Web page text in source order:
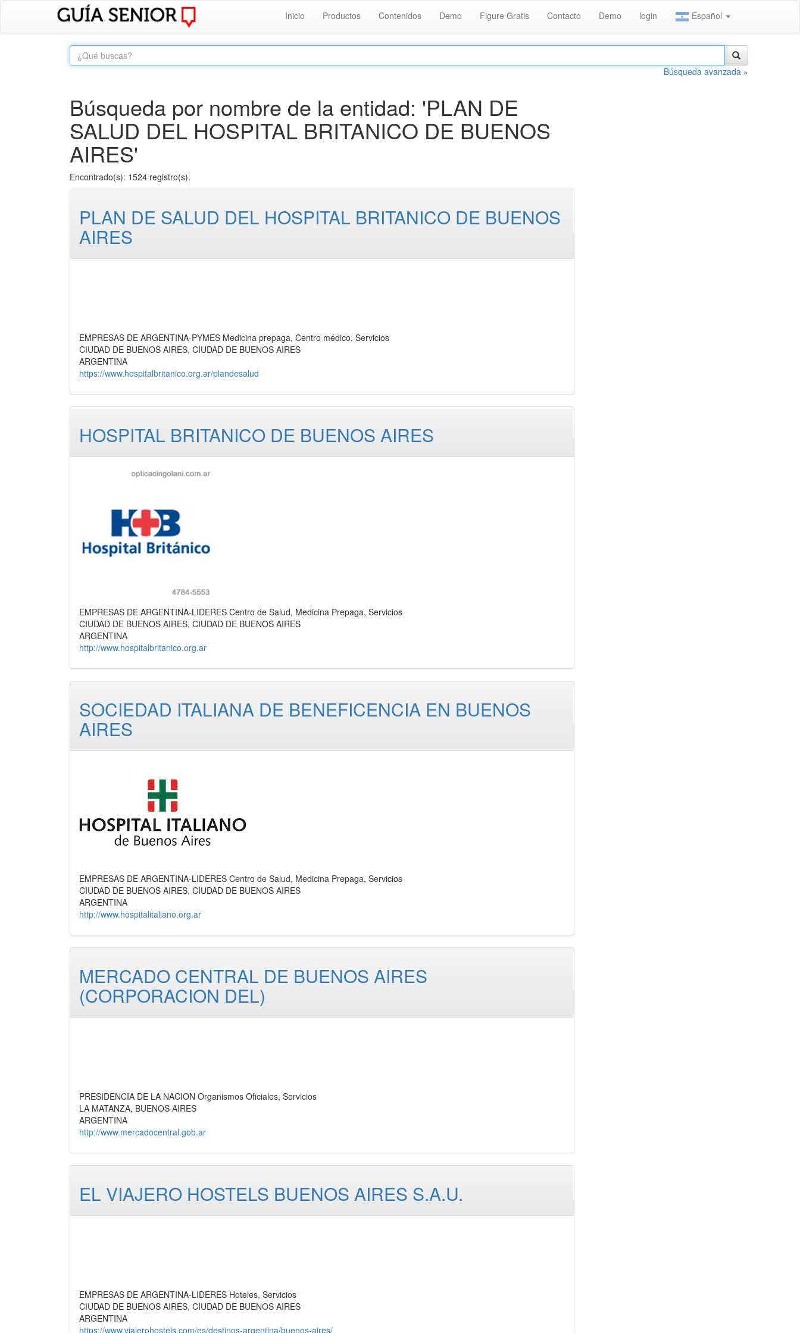
Inicio Productos Contenidos Demo Figure Gratis Contacto Demo login Español
Búsqueda avanzada »
Búsqueda por nombre de la entidad: 'PLAN DE
SALUD DEL HOSPITAL BRITANICO DE BUENOS
AIRES'
Encontrado(s): 1524 registro(s).
PLAN DE SALUD DEL HOSPITAL BRITANICO DE BUENOS
AIRES
EMPRESAS DE ARGENTINA-PYMES Medicina prepaga, Centro médico, Servicios
CIUDAD DE BUENOS AIRES, CIUDAD DE BUENOS AIRES
ARGENTINA
https://www.hospitalbritanico.org.ar/plandesalud
HOSPITAL BRITANICO DE BUENOS AIRES
EMPRESAS DE ARGENTINA-LIDERES Centro de Salud, Medicina Prepaga, Servicios
CIUDAD DE BUENOS AIRES, CIUDAD DE BUENOS AIRES
ARGENTINA
http://www.hospitalbritanico.org.ar
SOCIEDAD ITALIANA DE BENEFICENCIA EN BUENOS
AIRES
EMPRESAS DE ARGENTINA-LIDERES Centro de Salud, Medicina Prepaga, Servicios
CIUDAD DE BUENOS AIRES, CIUDAD DE BUENOS AIRES
ARGENTINA
http://www.hospitalitaliano.org.ar
MERCADO CENTRAL DE BUENOS AIRES
(CORPORACION DEL)
PRESIDENCIA DE LA NACION Organismos Oficiales, Servicios
LA MATANZA, BUENOS AIRES
ARGENTINA
http://www.mercadocentral.gob.ar
EL VIAJERO HOSTELS BUENOS AIRES S.A.U.
EMPRESAS DE ARGENTINA-LIDERES Hoteles, Servicios
CIUDAD DE BUENOS AIRES, CIUDAD DE BUENOS AIRES
ARGENTINA
https://www.viajerohostels.com/es/destinos-argentina/buenos-aires/